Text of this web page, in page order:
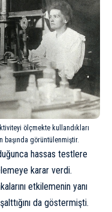
ölçmekte kullandıkları
görüntülenmiştir.
hassas testlere
karar verdi.
etkilemenin yanı
da göstermişti.